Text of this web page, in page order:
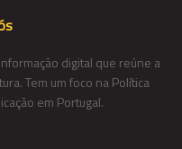
digital que reúne a
Tem um foco na Política
em Portugal.